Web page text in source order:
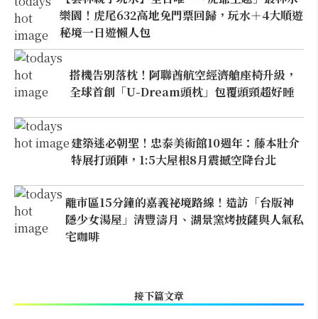
樂園！虎尾632高地免門票回歸，玩水＋4大順遊
秘境一日遊懶人包
搭機告別落枕！阿聯酋航空經濟艙座椅升級，
全球首創「U-Dream頭枕」包覆頭頸超好睡
建築迷必朝聖！忠泰美術館10週年：藤本壯介
特展打頭陣，1:5大屋根8月震撼空降台北
離市區15分鐘的嘉義祕境路線！造訪「台版神
隱少女湯屋」清豐濤月、湖景窯烤披薩與人氣私
宅咖啡
接下篇文章